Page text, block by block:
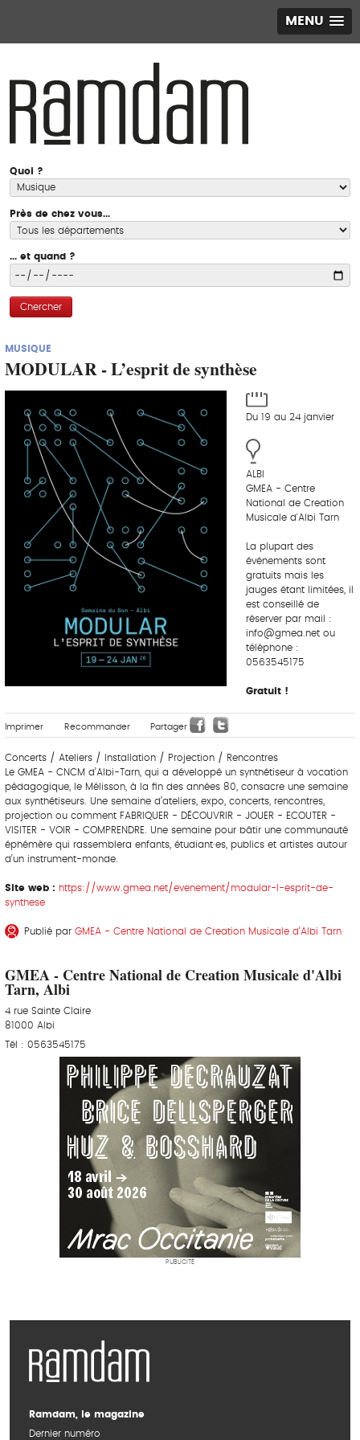
MENU
Quoi ?
Près de chez vous...
... et quand ?
Chercher
MUSIQUE
MODULAR - L’esprit de synthèse
Du 19 au 24 janvier
ALBI
GMEA - Centre
National de Creation
Musicale d'Albi Tarn
La plupart des
événements sont
gratuits mais les
jauges étant limitées, il
est conseillé de
réserver par mail :
info@gmea.net ou
téléphone :
0563545175
Gratuit !
Imprimer Recommander Partager
Concerts / Ateliers / Installation / Projection / Rencontres
Le GMEA - CNCM d’Albi-Tarn, qui a développé un synthétiseur à vocation
pédagogique, le Mélisson, à la fin des années 80, consacre une semaine
aux synthétiseurs. Une semaine d’ateliers, expo, concerts, rencontres,
projection ou comment FABRIQUER - DÉCOUVRIR - JOUER - ECOUTER -
VISITER - VOIR - COMPRENDRE. Une semaine pour bâtir une communauté
éphémère qui rassemblera enfants, étudiant·es, publics et artistes autour
d’un instrument-monde.
Site web : https://www.gmea.net/evenement/modular-l-esprit-de-
synthese
Publié par GMEA - Centre National de Creation Musicale d’Albi Tarn
GMEA - Centre National de Creation Musicale d'Albi
Tarn, Albi
4 rue Sainte Claire
81000 Albi
Tél : 0563545175
PUBLICITÉ
Ramdam, le magazine
Dernier numéro